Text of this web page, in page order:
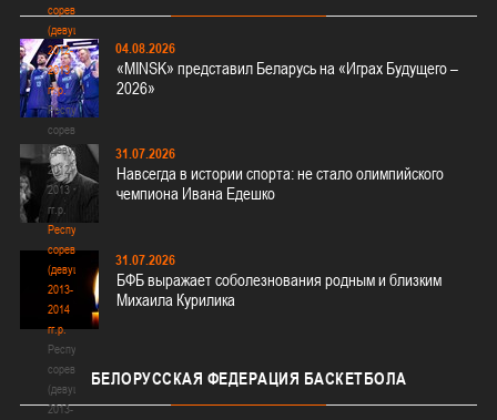
соревнования
(девушки)
2012-
2013
гг.р.
Республиканские
соревнования
(девушки)
2012-
2013
гг.р.
Республиканские
соревнования
(девушки)
2013-
2014
гг.р.
Республиканские
соревнования
(девушки)
2013-
04.08.2026
«MINSK» представил Беларусь на «Играх Будущего –
2026»
31.07.2026
Навсегда в истории спорта: не стало олимпийского
чемпиона Ивана Едешко
31.07.2026
БФБ выражает соболезнования родным и близким
Михаила Курилика
БЕЛОРУССКАЯ ФЕДЕРАЦИЯ БАСКЕТБОЛА